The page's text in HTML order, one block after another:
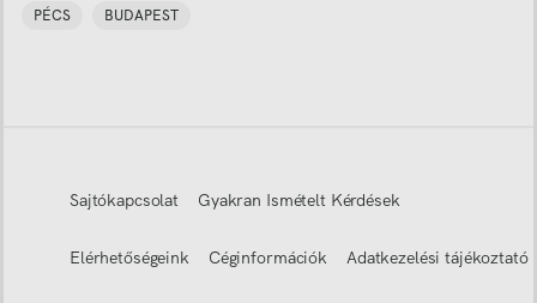
PÉCS BUDAPEST
Sajtókapcsolat Gyakran Ismételt Kérdések
Elérhetőségeink Céginformációk Adatkezelési tájékoztató